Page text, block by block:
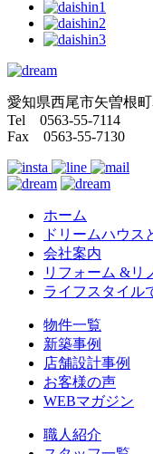
愛知県西尾市矢曽根町
Tel 0563-55-7114
Fax 0563-55-7130
ホーム
ドリームハウス
会社案内
リフォーム &リ
ライフスタイル
物件一覧
新築事例
店舗設計事例
お客様の声
WEBマガジン
職人紹介